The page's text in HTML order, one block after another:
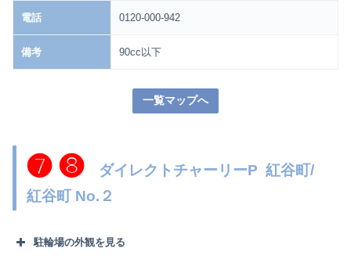
電話 0120-000-942
備考 90cc以下
一覧マップへ
❼ ❽ダイレクトチャーリーP 紅谷町/
紅谷町 No.２
駐輪場の外観を見る